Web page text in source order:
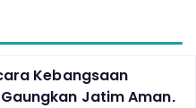
Kebangsaan
Jatim Aman.